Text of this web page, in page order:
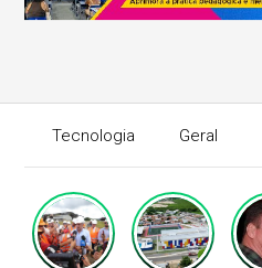
Tecnologia Geral